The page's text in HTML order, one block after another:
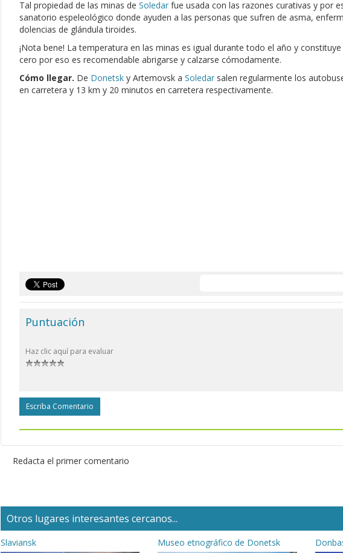
Tal propiedad de las minas de Soledar fue usada con las razones curativas y por
sanatorio espeleológico donde ayuden a las personas que sufren de asma,
dolencias de glándula tiroides.
¡Nota bene! La temperatura en las minas es igual durante todo el año y
cero por eso es recomendable abrigarse y calzarse cómodamente.
Cómo llegar. De Donetsk y Artemovsk a Soledar salen regularmente los
en carretera y 13 km y 20 minutos en carretera respectivamente.
Puntuación
Haz clic aquí para evaluar
Escriba Comentario
Redacta el primer comentario
Otros lugares interesantes cercanos...
Slaviansk Museo etnográfico de Donetsk